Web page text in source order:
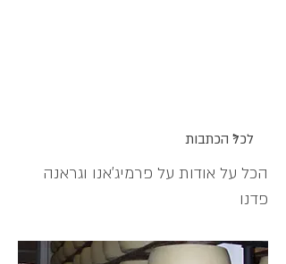
לכל הכתבות
>
הכל על אודות על פרמיג'אנו וגראנה
פדנו